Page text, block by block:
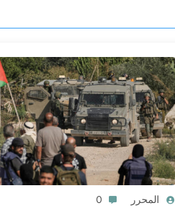
المحرر 0